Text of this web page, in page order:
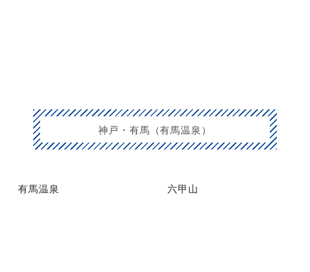
神戸・有馬（有馬温泉）
有馬温泉 六甲山